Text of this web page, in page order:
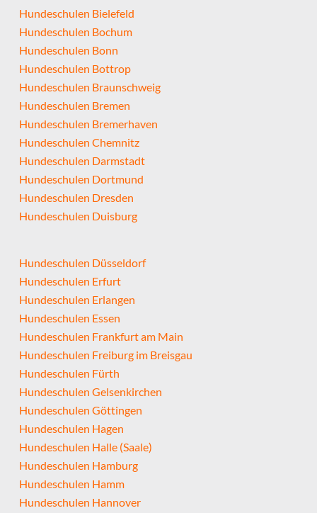
Hundeschulen Bielefeld
Hundeschulen Bochum
Hundeschulen Bonn
Hundeschulen Bottrop
Hundeschulen Braunschweig
Hundeschulen Bremen
Hundeschulen Bremerhaven
Hundeschulen Chemnitz
Hundeschulen Darmstadt
Hundeschulen Dortmund
Hundeschulen Dresden
Hundeschulen Duisburg
Hundeschulen Düsseldorf
Hundeschulen Erfurt
Hundeschulen Erlangen
Hundeschulen Essen
Hundeschulen Frankfurt am Main
Hundeschulen Freiburg im Breisgau
Hundeschulen Fürth
Hundeschulen Gelsenkirchen
Hundeschulen Göttingen
Hundeschulen Hagen
Hundeschulen Halle (Saale)
Hundeschulen Hamburg
Hundeschulen Hamm
Hundeschulen Hannover